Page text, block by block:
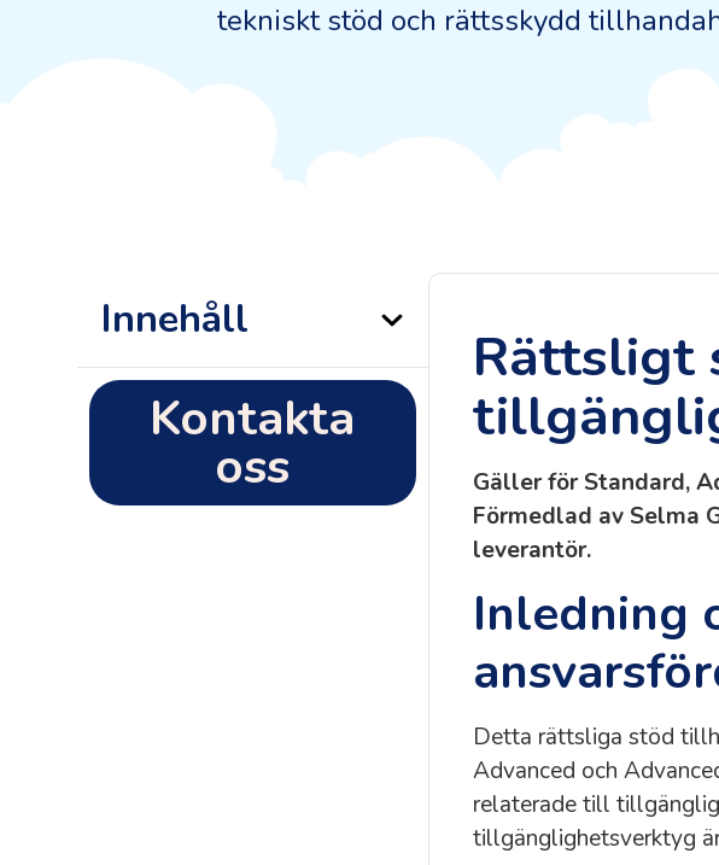
tekniskt stöd och rättsskydd
Innehåll
Kontakta
oss
Rättsligt
Gäller för Standard,
Förmedlad av Selma
leverantör.
Inledning
Detta rättsliga stöd
Advanced och
relaterade till
tillgänglighetsverktyg